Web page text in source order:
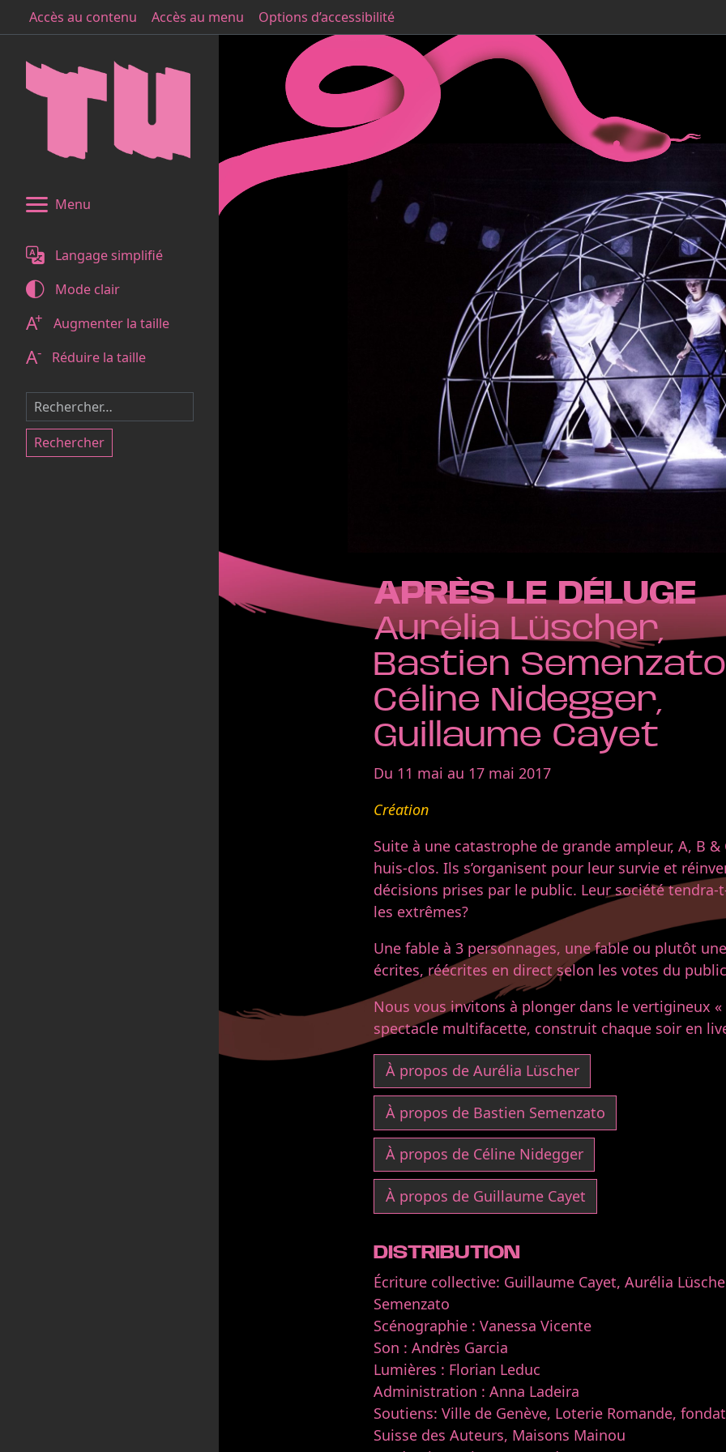
Accès au contenu Accès au menu Options d’accessibilité
Menu
Langage simplifié
Mode clair
A+ Augmenter la taille
A- Réduire la taille
Rechercher
APRÈS LE DÉLUGE
Aurélia Lüscher,
Bastien
Céline Nidegger,
Guillaume Cayet
Du 11 mai au 17 mai 2017
Création
Suite à une catastrophe de grande ampleur, A, B
huis-clos. Ils s’organisent pour leur survie et
décisions prises par le public. Leur société
les extrêmes?
Une fable à 3 personnages, une fable ou plutôt
écrites, réécrites en direct selon les votes du
Nous vous invitons à plonger dans le vertigineux «
spectacle multifacette, construit chaque soir en
À propos de Aurélia Lüscher
À propos de Bastien Semenzato
À propos de Céline Nidegger
À propos de Guillaume Cayet
DISTRIBUTION
Écriture collective: Guillaume Cayet, Aurélia
Semenzato
Scénographie : Vanessa Vicente
Son : Andrès Garcia
Lumières : Florian Leduc
Administration : Anna Ladeira
Soutiens: Ville de Genève, Loterie Romande,
Suisse des Auteurs, Maisons Mainou